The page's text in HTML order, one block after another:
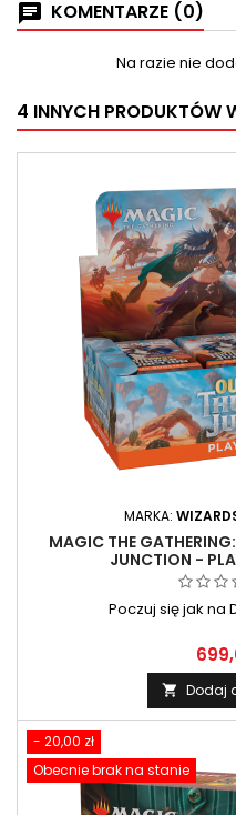
KOMENTARZE (0)
Na razie nie
4 INNYCH PRODUKTÓW
MARKA:
MAGIC THE
JUNCTION -
Poczuj się jak na
 Dodaj
- 20,00 zł
Obecnie brak na stanie